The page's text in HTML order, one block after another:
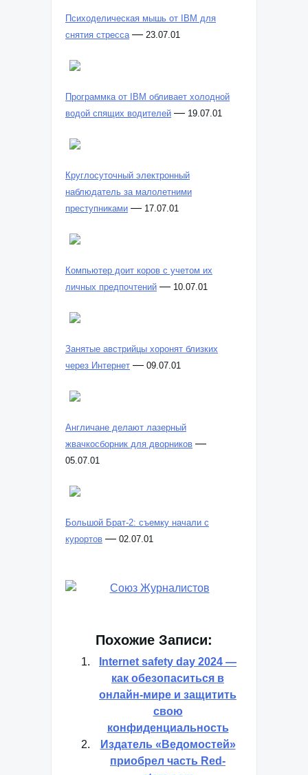
Психоделическая мышь от IBM для
снятия стресса — 23.07.01
Программка от IBM обливает холодной
водой спящих водителей — 19.07.01
Круглосуточный электронный
наблюдатель за малолетними
преступниками — 17.07.01
Компьютер доит коров с учетом их
личных предпочтений — 10.07.01
Занятые австрийцы хоронят близких
через Интернет — 09.07.01
Англичане делают лазерный
жвачкосборник для дворников —
05.07.01
Большой Брат-2: съемку начали с
курортов — 02.07.01
Похожие Записи:
Internet safety day 2024 —
как обезопаситься в
онлайн-мире и защитить
свою
конфиденциальность
Издатель «Ведомостей»
приобрел часть Red-